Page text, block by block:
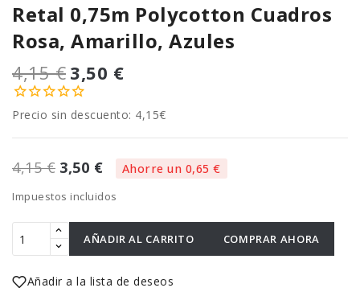
Retal 0,75m Polycotton Cuadros
Rosa, Amarillo, Azules
4,15 € 3,50 €
Precio sin descuento: 4,15€
4,15 € 3,50 € Ahorre un 0,65 €
Impuestos incluidos
AÑADIR AL CARRITO COMPRAR AHORA
Añadir a la lista de deseos